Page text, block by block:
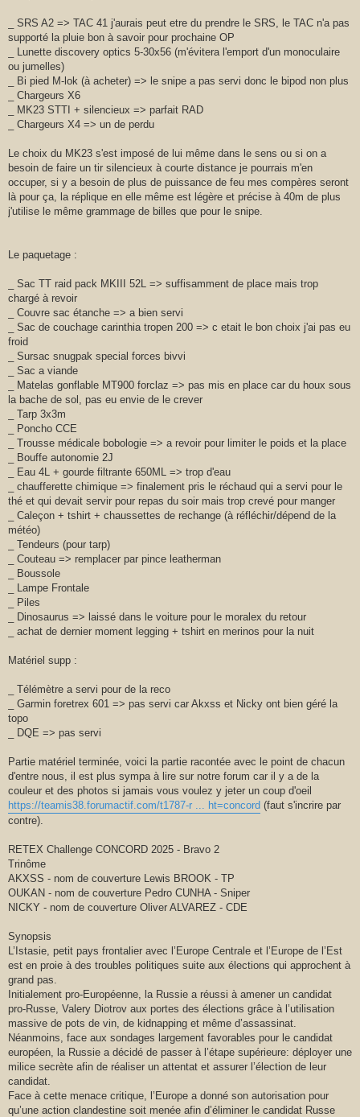
_ SRS A2 => TAC 41 j'aurais peut etre du prendre le SRS, le TAC n'a pas
supporté la pluie bon à savoir pour prochaine OP
_ Lunette discovery optics 5-30x56 (m'évitera l'emport d'un monoculaire
ou jumelles)
_ Bi pied M-lok (à acheter) => le snipe a pas servi donc le bipod non plus
_ Chargeurs X6
_ MK23 STTI + silencieux => parfait RAD
_ Chargeurs X4 => un de perdu
Le choix du MK23 s'est imposé de lui même dans le sens ou si on a
besoin de faire un tir silencieux à courte distance je pourrais m'en
occuper, si y a besoin de plus de puissance de feu mes compères seront
là pour ça, la réplique en elle même est légère et précise à 40m de plus
j'utilise le même grammage de billes que pour le snipe.
Le paquetage :
_ Sac TT raid pack MKIII 52L => suffisamment de place mais trop
chargé à revoir
_ Couvre sac étanche => a bien servi
_ Sac de couchage carinthia tropen 200 => c etait le bon choix j'ai pas eu
froid
_ Sursac snugpak special forces bivvi
_ Sac a viande
_ Matelas gonflable MT900 forclaz => pas mis en place car du houx sous
la bache de sol, pas eu envie de le crever
_ Tarp 3x3m
_ Poncho CCE
_ Trousse médicale bobologie => a revoir pour limiter le poids et la place
_ Bouffe autonomie 2J
_ Eau 4L + gourde filtrante 650ML => trop d'eau
_ chaufferette chimique => finalement pris le réchaud qui a servi pour le
thé et qui devait servir pour repas du soir mais trop crevé pour manger
_ Caleçon + tshirt + chaussettes de rechange (à réfléchir/dépend de la
météo)
_ Tendeurs (pour tarp)
_ Couteau => remplacer par pince leatherman
_ Boussole
_ Lampe Frontale
_ Piles
_ Dinosaurus => laissé dans le voiture pour le moralex du retour
_ achat de dernier moment legging + tshirt en merinos pour la nuit
Matériel supp :
_ Télémètre a servi pour de la reco
_ Garmin foretrex 601 => pas servi car Akxss et Nicky ont bien géré la
topo
_ DQE => pas servi
Partie matériel terminée, voici la partie racontée avec le point de chacun
d'entre nous, il est plus sympa à lire sur notre forum car il y a de la
couleur et des photos si jamais vous voulez y jeter un coup d'oeil
https://teamis38.forumactif.com/t1787-r ... ht=concord (faut s'incrire par
contre).
RETEX Challenge CONCORD 2025 - Bravo 2
Trinôme
AKXSS - nom de couverture Lewis BROOK - TP
OUKAN - nom de couverture Pedro CUNHA - Sniper
NICKY - nom de couverture Oliver ALVAREZ - CDE
Synopsis
L’Istasie, petit pays frontalier avec l’Europe Centrale et l’Europe de l’Est
est en proie à des troubles politiques suite aux élections qui approchent à
grand pas.
Initialement pro-Européenne, la Russie a réussi à amener un candidat
pro-Russe, Valery Diotrov aux portes des élections grâce à l’utilisation
massive de pots de vin, de kidnapping et même d’assassinat.
Néanmoins, face aux sondages largement favorables pour le candidat
européen, la Russie a décidé de passer à l’étape supérieure: déployer une
milice secrète afin de réaliser un attentat et assurer l’élection de leur
candidat.
Face à cette menace critique, l’Europe a donné son autorisation pour
qu’une action clandestine soit menée afin d’éliminer le candidat Russe